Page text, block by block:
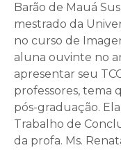
Barão de Mauá
mestrado da
no curso de
aluna ouvinte no
apresentar seu
professores, tema
pós-graduação.
Trabalho de
da profa. Ms.